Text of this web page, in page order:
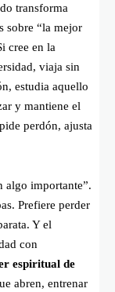
transforma
sobre “la mejor
cree en la
viaja sin
estudia aquello
y mantiene el
perdón, ajusta
algo importante”.
Prefiere perder
Y el
con
espiritual de
abren, entrenar